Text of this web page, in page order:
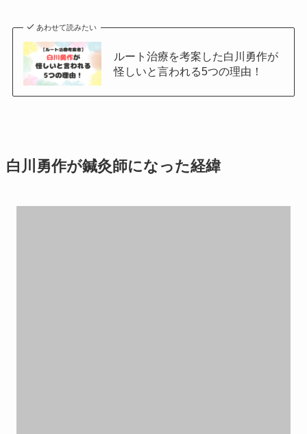
あわせて読みたい
ルート治療を考案した白川勇作が
怪しいと言われる5つの理由！
白川勇作が鍼灸師になった経緯